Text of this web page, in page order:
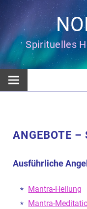
Zum
Inhalt
springen
Spirituelles
ANGEBOTE –
Ausführliche
Mantra-Heilung
Mantra-